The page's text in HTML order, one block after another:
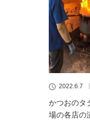
2022.6.7
かつおのタ
場の各店の